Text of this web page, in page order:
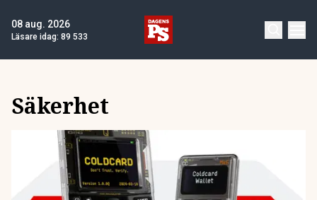
08 aug. 2026
Läsare idag: 89 533
Säkerhet